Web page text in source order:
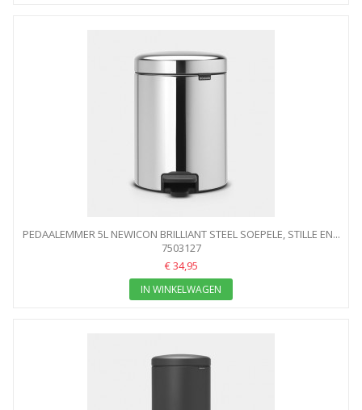
PEDAALEMMER 5L NEWICON BRILLIANT STEEL SOEPELE, STILLE EN...
7503127
€ 34,95
IN WINKELWAGEN